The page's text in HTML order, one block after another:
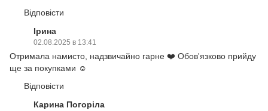
Відповісти
Ірина
02.08.2025 в 13:41
Отримала намисто, надзвичайно гарне ❤️ Обов'язково прийду
ще за покупками ☺️
Відповісти
Карина Погоріла